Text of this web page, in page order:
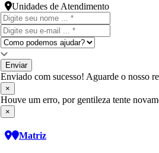
Unidades de Atendimento
Enviar
Enviado com sucesso! Aguarde o nosso
×
Houve um erro, por gentileza tente
×
Matriz